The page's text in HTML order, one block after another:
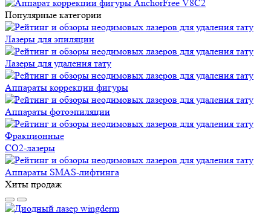
Популярные категории
Лазеры для эпиляции
Лазеры для удаления тату
Аппараты коррекции фигуры
Аппараты фотоэпиляции
Фракционные
СО2-лазеры
Аппараты SMAS-лифтинга
Хиты продаж